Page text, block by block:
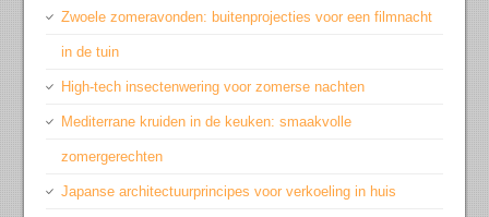
Zwoele zomeravonden: buitenprojecties voor een filmnacht
in de tuin
High-tech insectenwering voor zomerse nachten
Mediterrane kruiden in de keuken: smaakvolle
zomergerechten
Japanse architectuurprincipes voor verkoeling in huis